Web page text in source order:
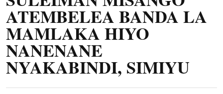
ATEMBELEA BANDA LA
MAMLAKA HIYO
NANENANE
NYAKABINDI, SIMIYU